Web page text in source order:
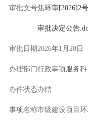
审批文号焦环审[2026]2
审批决定公告
审批日期2026年1月20日
办理部门行政事项服务科
办件状态办结
事项名称市级建设项目